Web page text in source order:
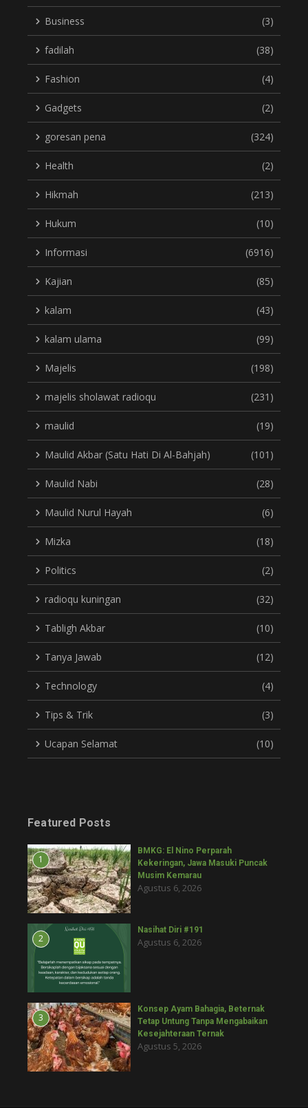
Business (3)
fadilah (38)
Fashion (4)
Gadgets (2)
goresan pena (324)
Health (2)
Hikmah (213)
Hukum (10)
Informasi (6916)
Kajian (85)
kalam (43)
kalam ulama (99)
Majelis (198)
majelis sholawat radioqu (231)
maulid (19)
Maulid Akbar (Satu Hati Di Al-Bahjah) (101)
Maulid Nabi (28)
Maulid Nurul Hayah (6)
Mizka (18)
Politics (2)
radioqu kuningan (32)
Tabligh Akbar (10)
Tanya Jawab (12)
Technology (4)
Tips & Trik (3)
Ucapan Selamat (10)
Featured Posts
1
BMKG: El Nino Perparah
Kekeringan, Jawa Masuki Puncak
Musim Kemarau
Agustus 6, 2026
2
Nasihat Diri #191
Agustus 6, 2026
3
Konsep Ayam Bahagia, Beternak
Tetap Untung Tanpa Mengabaikan
Kesejahteraan Ternak
Agustus 5, 2026